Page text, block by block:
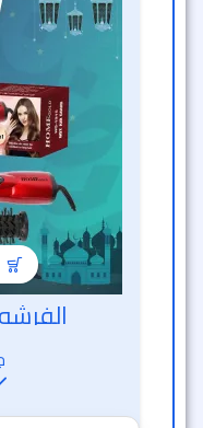
خصم الساعة الذهبية